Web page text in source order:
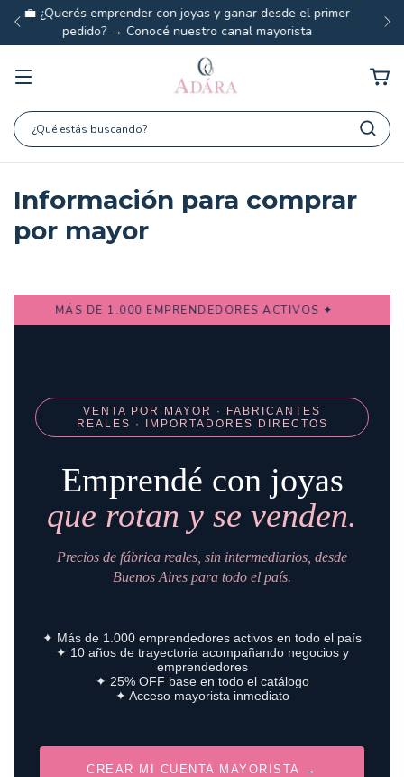
✦ Joyas y sets combinables para no perder tiempo
decidiendo qué ponerte antes de salir de casa ✦
Información para comprar
por mayor
DE 1.000 EMPRENDEDORES ACTIVOS ✦
VENTA POR MAYOR · FABRICANTES
REALES · IMPORTADORES DIRECTOS
Emprendé con joyas
que rotan y se venden.
Precios de fábrica reales, sin intermediarios, desde
Buenos Aires para todo el país.
✦ Más de 1.000 emprendedores activos en todo el país
✦ 10 años de trayectoria acompañando negocios y
emprendedores
✦ 25% OFF base en todo el catálogo
✦ Acceso mayorista inmediato
CREAR MI CUENTA MAYORISTA →